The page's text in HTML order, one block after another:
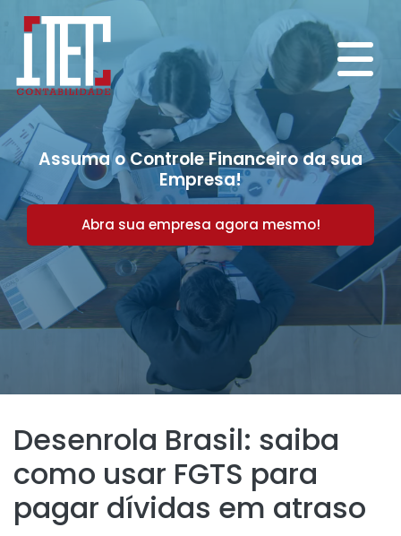
Assuma o Controle Financeiro da sua
Empresa!
Abra sua empresa agora mesmo!
Desenrola Brasil: saiba
como usar FGTS para
pagar dívidas em atraso